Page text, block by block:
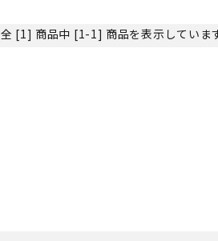
全 [1] 商品中 [1-1] 商品を表示していま